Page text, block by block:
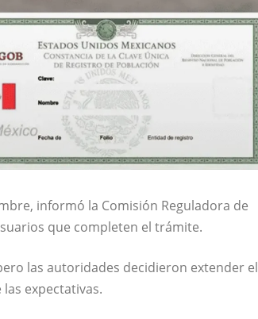
informó la Comisión Reguladora de
que completen el trámite.
las autoridades decidieron extender el
expectativas.